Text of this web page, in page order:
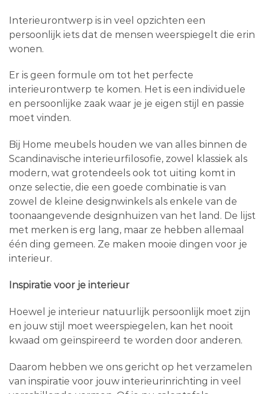
Interieurontwerp is in veel opzichten een
persoonlijk iets dat de mensen weerspiegelt die erin
wonen.
Er is geen formule om tot het perfecte
interieurontwerp te komen. Het is een individuele
en persoonlijke zaak waar je je eigen stijl en passie
moet vinden.
Bij Home meubels houden we van alles binnen de
Scandinavische interieurfilosofie, zowel klassiek als
modern, wat grotendeels ook tot uiting komt in
onze selectie, die een goede combinatie is van
zowel de kleine designwinkels als enkele van de
toonaangevende designhuizen van het land. De lijst
met merken is erg lang, maar ze hebben allemaal
één ding gemeen. Ze maken mooie dingen voor je
interieur.
Inspiratie voor je interieur
Hoewel je interieur natuurlijk persoonlijk moet zijn
en jouw stijl moet weerspiegelen, kan het nooit
kwaad om geïnspireerd te worden door anderen.
Daarom hebben we ons gericht op het verzamelen
van inspiratie voor jouw interieurinrichting in veel